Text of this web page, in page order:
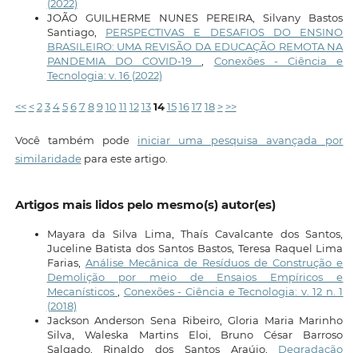
(2022)
JOÃO GUILHERME NUNES PEREIRA, Silvany Bastos
Santiago, PERSPECTIVAS E DESAFIOS DO ENSINO
BRASILEIRO: UMA REVISÃO DA EDUCAÇÃO REMOTA NA
PANDEMIA DO COVID-19, Conexões - Ciência e
Tecnologia: v. 16 (2022)
<< < 2 3 4 5 6 7 8 9 10 11 12 13 14 15 16 17 18 > >>
Você também pode iniciar uma pesquisa avançada por
similaridadepara este artigo.
Artigos mais lidos pelo mesmo(s) autor(es)
Mayara da Silva Lima, Thaís Cavalcante dos Santos,
Juceline Batista dos Santos Bastos, Teresa Raquel Lima
Farias, Análise Mecânica de Resíduos de Construção e
Demolição por meio de Ensaios Empíricos e
Mecanísticos, Conexões - Ciência e Tecnologia: v. 12 n. 1
(2018)
Jackson Anderson Sena Ribeiro, Gloria Maria Marinho
Silva, Waleska Martins Eloi, Bruno César Barroso
Salgado, Rinaldo dos Santos Araújo, Degradação